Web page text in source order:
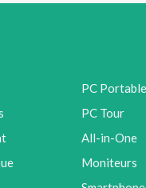
PC Portable
PC Tour
All-in-One
Moniteurs